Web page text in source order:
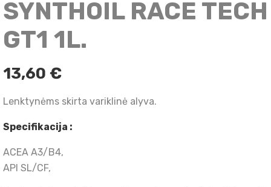
SYNTHOIL RACE TECH
GT1 1L.
13,60 €
Lenktynėms skirta variklinė alyva.
Specifikacija :
ACEA A3/B4,
API SL/CF,